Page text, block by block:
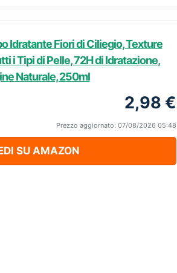
Idratante Fiori di Ciliegio, Texture
i Tipi di Pelle, 72H di Idratazione,
Naturale, 250ml
2,98 €
Prezzo aggiornato: 07/08/2026 05:48
SU AMAZON